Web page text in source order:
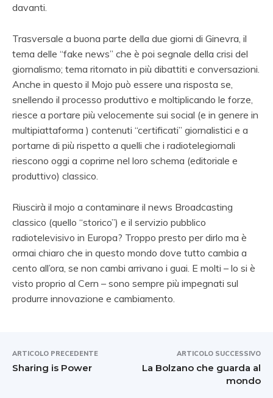
davanti.
Trasversale a buona parte della due giorni di Ginevra, il
tema delle “fake news” che è poi segnale della crisi del
giornalismo; tema ritornato in più dibattiti e conversazioni.
Anche in questo il Mojo può essere una risposta se,
snellendo il processo produttivo e moltiplicando le forze,
riesce a portare più velocemente sui social (e in genere in
multipiattaforma ) contenuti “certificati” giornalistici e a
portarne di più rispetto a quelli che i radiotelegiornali
riescono oggi a coprirne nel loro schema (editoriale e
produttivo) classico.
Riuscirà il mojo a contaminare il news Broadcasting
classico (quello “storico”) e il servizio pubblico
radiotelevisivo in Europa? Troppo presto per dirlo ma è
ormai chiaro che in questo mondo dove tutto cambia a
cento all’ora, se non cambi arrivano i guai. E molti – lo si è
visto proprio al Cern – sono sempre più impegnati sul
produrre innovazione e cambiamento.
ARTICOLO PRECEDENTE
Sharing is Power
ARTICOLO SUCCESSIVO
La Bolzano che guarda al
mondo